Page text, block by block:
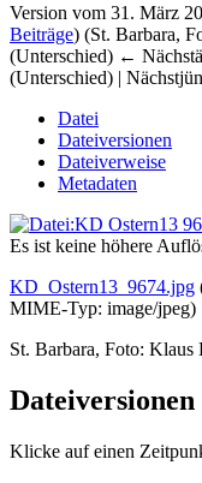
Version vom 31. März
Beiträge) (St. Barbara,
(Unterschied) ←
(Unterschied) |
Datei
Dateiversionen
Dateiverweise
Metadaten
Es ist keine höhere
KD_Ostern13_9674.jpg
MIME-Typ: image/jpeg)
St. Barbara, Foto:
Dateiversionen
Klicke auf einen